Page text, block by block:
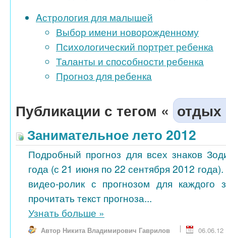
Aстрология для малышей
Выбор имени новорожденному
Психологический портрет ребенка
Таланты и способности ребенка
Прогноз для ребенка
Публикации с тегом « отдых
Занимательное лето 2012
Подробный прогноз для всех знаков
года (с 21 июня по 22 сентября 2012
видео-ролик с прогнозом для каждого
прочитать текст прогноза...
Узнать больше »
Автор Никита Владимирович Гаврилов
06.06.12